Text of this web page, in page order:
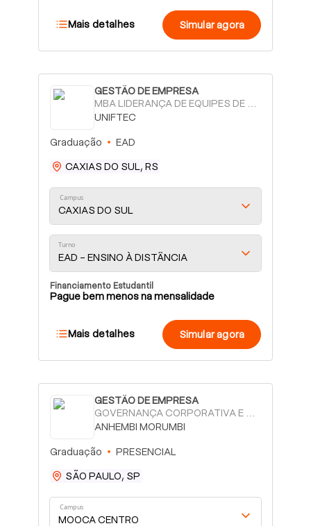
Mais detalhes Simular agora
GESTÃO DE EMPRESA
UNIFTEC
Graduação EAD
CAXIAS DO SUL, RS
Campus
CAXIAS DO SUL
Turno
EAD - ENSINO À DISTÂNCIA
Financiamento Estudantil
Pague bem menos na mensalidade
Mais detalhes Simular agora
GESTÃO DE EMPRESA
ANHEMBI MORUMBI
Graduação PRESENCIAL
SÃO PAULO, SP
Campus
MOOCA CENTRO